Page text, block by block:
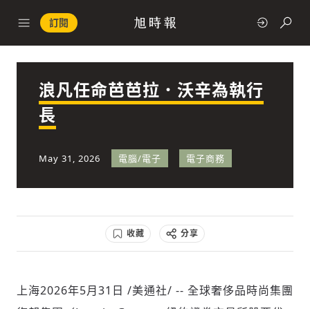
訂閱
政治
浪凡任命芭芭拉．沃辛為執行
長
May 31, 2026 電腦/電子 電子商務
收藏 分享
上海2026年5月31日 /美通社/ -- 全球奢侈品時尚集團